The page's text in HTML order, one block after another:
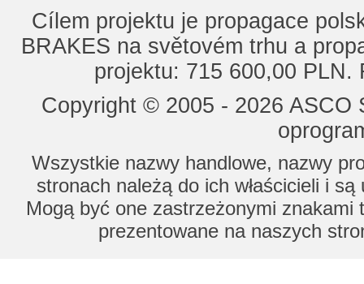
Cílem projektu je propagace
BRAKES na světovém trhu a
projektu: 715 600,00
Copyright © 2005 - 2026
Wszystkie nazwy handlowe, nazwy
stronach należą do ich właścicieli i
Mogą być one zastrzeżonymi znakami
prezentowane na naszych